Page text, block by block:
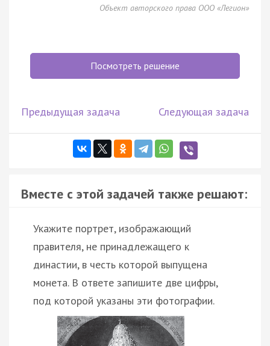
Объект авторского права ООО «Легион»
Посмотреть решение
Предыдущая задача Следующая задача
Вместе с этой задачей также решают:
Укажите портрет, изображающий
правителя, не принадлежащего к
династии, в честь которой выпущена
монета. В ответе запишите две цифры,
под которой указаны эти фотографии.